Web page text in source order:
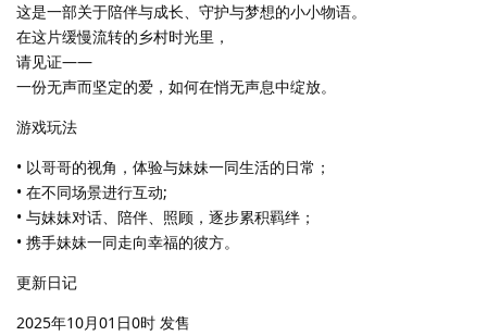
这是一部关于陪伴与成长、守护与梦想的小小物语。
在这片缓慢流转的乡村时光里，
请见证——
一份无声而坚定的爱，如何在悄无声息中绽放。
游戏玩法
• 以哥哥的视角，体验与妹妹一同生活的日常；
• 在不同场景进行互动;
• 与妹妹对话、陪伴、照顾，逐步累积羁绊；
• 携手妹妹一同走向幸福的彼方。
更新日记
2025年10月01日0时 发售